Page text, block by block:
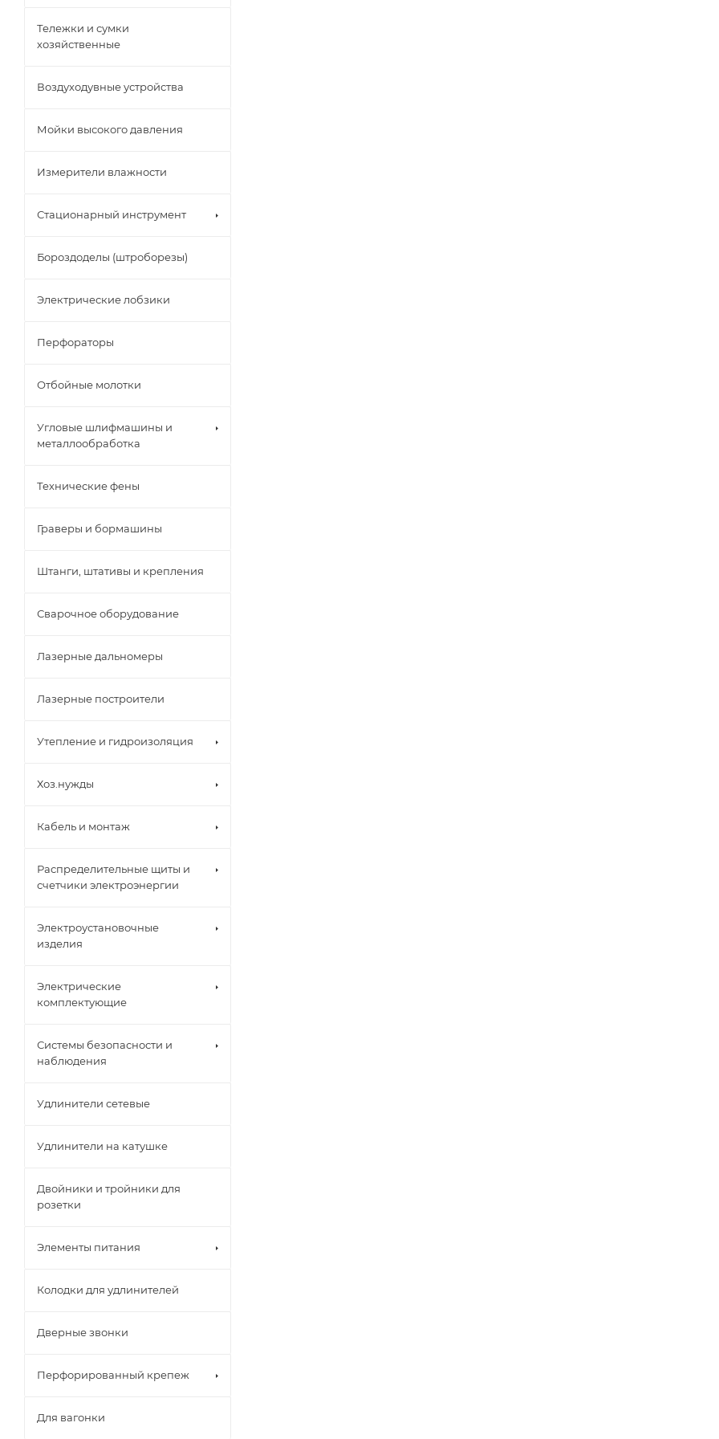
Тележки и сумки
хозяйственные
Воздуходувные устройства
Мойки высокого давления
Измерители влажности
Стационарный инструмент
Бороздоделы (штроборезы)
Электрические лобзики
Перфораторы
Отбойные молотки
Угловые шлифмашины и
металлообработка
Технические фены
Граверы и бормашины
Штанги, штативы и крепления
Сварочное оборудование
Лазерные дальномеры
Лазерные построители
Утепление и гидроизоляция
Хоз.нужды
Кабель и монтаж
Распределительные щиты и
счетчики электроэнергии
Электроустановочные
изделия
Электрические
комплектующие
Системы безопасности и
наблюдения
Удлинители сетевые
Удлинители на катушке
Двойники и тройники для
розетки
Элементы питания
Колодки для удлинителей
Дверные звонки
Перфорированный крепеж
Для вагонки